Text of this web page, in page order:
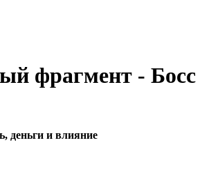
фрагмент - Босс
деньги и влияние